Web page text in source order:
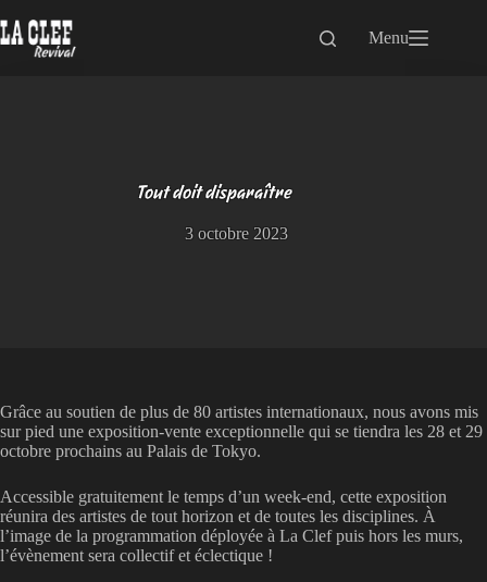
au
contenu
Menu
Tout doit disparaître
3 octobre 2023
Grâce au soutien de plus de 80 artistes internationaux, nous avons mis
sur pied une exposition-vente exceptionnelle qui se tiendra les 28 et 29
octobre prochains au Palais de Tokyo.
Accessible gratuitement le temps d’un week-end, cette exposition
réunira des artistes de tout horizon et de toutes les disciplines. À
l’image de la programmation déployée à La Clef puis hors les murs,
l’évènement sera collectif et éclectique !